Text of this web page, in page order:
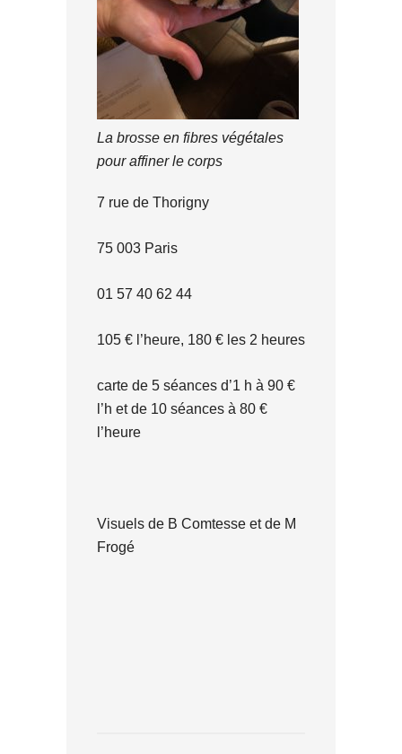
La brosse en fibres végétales
pour affiner le corps
7 rue de Thorigny
75 003 Paris
01 57 40 62 44
105 € l’heure, 180 € les 2 heures
carte de 5 séances d’1 h à 90 €
l’h et de 10 séances à 80 €
l’heure
Visuels de B Comtesse et de M
Frogé